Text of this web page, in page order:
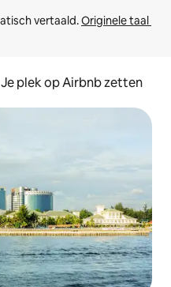
vertaald. Originele taal
Je plek op Airbnb zetten